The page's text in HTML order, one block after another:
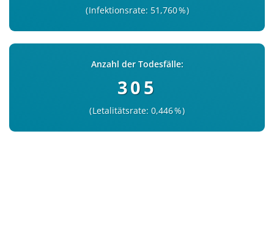
Infektionsrate: 51,760 %
Anzahl der Todesfälle:
305
Letalitätsrate: 0,446 %